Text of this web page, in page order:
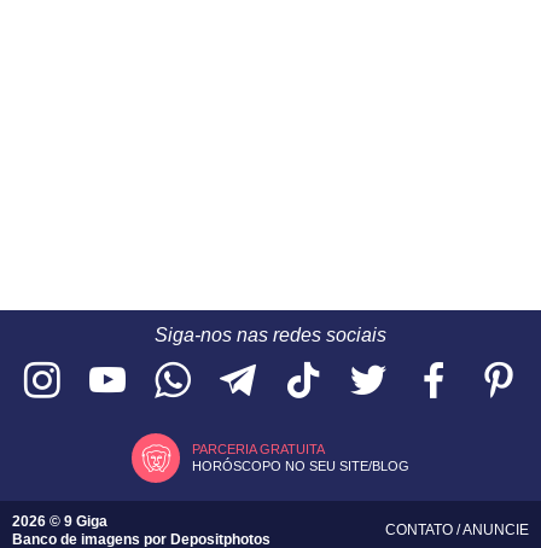
Siga-nos nas redes sociais
PARCERIA GRATUITA
HORÓSCOPO NO SEU SITE/BLOG
2026 © 9 Giga
Banco de imagens por Depositphotos
CONTATO /ANUNCIE